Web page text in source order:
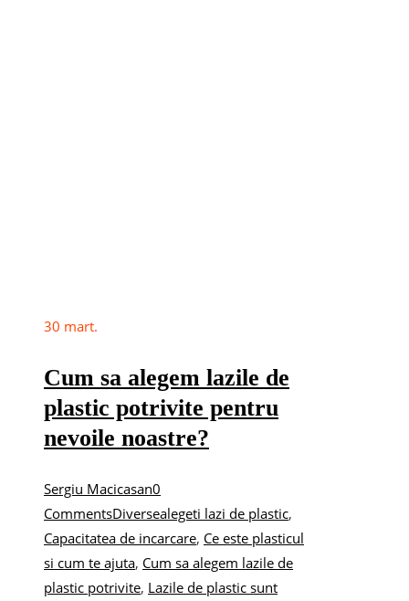
30 mart.
Cum sa alegem lazile de
plastic potrivite pentru
nevoile noastre?
Sergiu Macicasan0
CommentsDiversealegeti lazi de plastic,
Capacitatea de incarcare, Ce este plasticul
si cum te ajuta, Cum sa alegem lazile de
plastic potrivite, Lazile de plastic sunt